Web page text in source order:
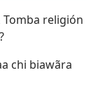
Tomba religión
chi biawãra